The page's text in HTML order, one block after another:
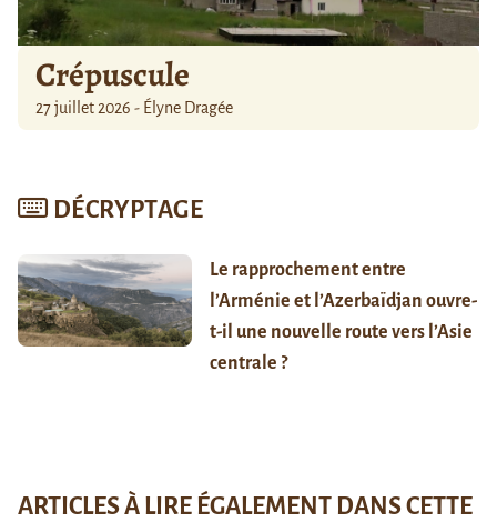
Crépuscule
27 juillet 2026 - Élyne Dragée
DÉCRYPTAGE
Le rapprochement entre
l’Arménie et l’Azerbaïdjan ouvre-
t-il une nouvelle route vers l’Asie
centrale ?
ARTICLES À LIRE ÉGALEMENT DANS CETTE